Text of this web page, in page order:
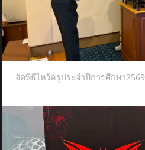
จัดพิธีไหว้ครูประจำปีการศึกษา2569